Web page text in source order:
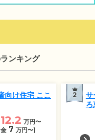
ンキング
向け住宅 ここ
12.2 万円〜
7 万円〜)
2
サ
ろ